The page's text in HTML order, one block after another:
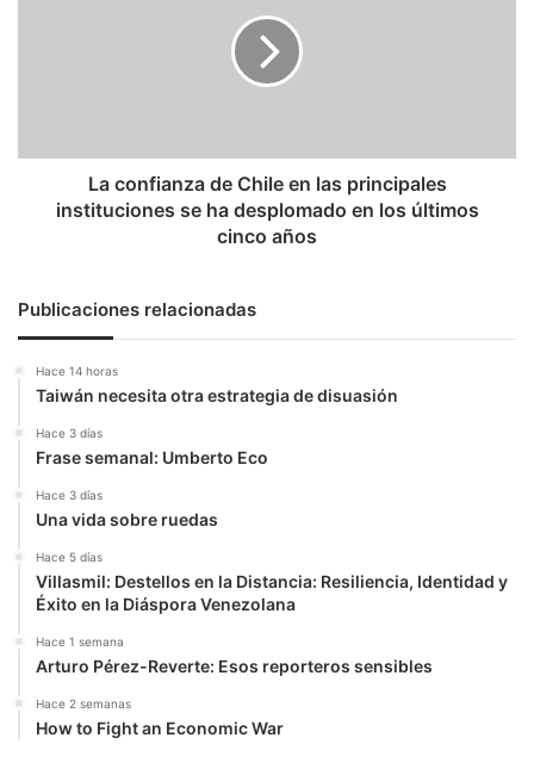
se
desplomado
cinco
La confianza de Chile en las principales
instituciones se ha desplomado en los últimos
cinco años
Publicaciones relacionadas
Hace 14 horas
Taiwán necesita otra estrategia de disuasión
Hace 3 días
Frase semanal: Umberto Eco
Hace 3 días
Una vida sobre ruedas
Hace 5 días
Villasmil: Destellos en la Distancia: Resiliencia, Identidad y
Éxito en la Diáspora Venezolana
Hace 1 semana
Arturo Pérez-Reverte: Esos reporteros sensibles
Hace 2 semanas
How to Fight an Economic War